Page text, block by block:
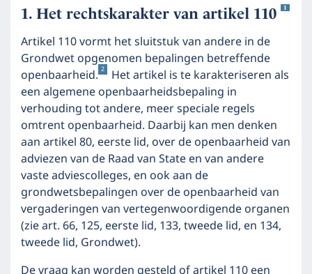
Het rechtskarakter van artikel 110 1
Artikel 110 vormt het sluitstuk van andere in de
Grondwet opgenomen bepalingen betreffende
openbaarheid. 2
Het artikel is te karakteriseren als
een algemene openbaarheidsbepaling in
verhouding tot andere, meer speciale regels
omtrent openbaarheid. Daarbij kan men denken
aan artikel 80, eerste lid, over de openbaarheid van
adviezen van de Raad van State en van andere
vaste adviescolleges, en ook aan de
grondwetsbepalingen over de openbaarheid van
vergaderingen van vertegenwoordigende organen
(zie art. 66, 125, eerste lid, 133, tweede lid, en 134,
tweede lid, Grondwet).